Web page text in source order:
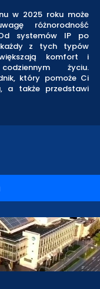
w 2025 roku może
różnorodność
systemów IP po
każdy z tych typów
komfort i
życiu.
który pomoże Ci
a także przedstawi